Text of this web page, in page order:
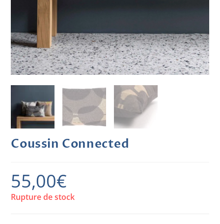
Coussin Connected
55,00€
Rupture de stock